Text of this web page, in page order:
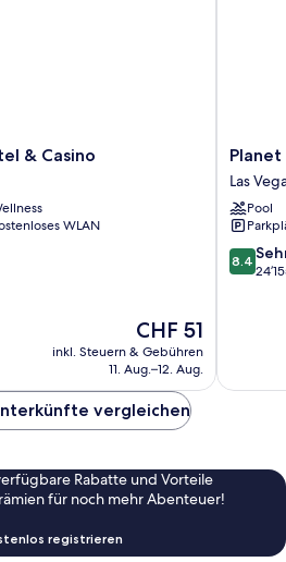
& Casino
WLAN
Der
Preis
beträgt
CHF 51
inkl. Steuern & Gebühren
11. Aug.–12. Aug.
Planet
Resort
&
Casino
Las
Vegas
Las
Pool
8.4
von
8.4
vergleichen
Rabatte und Vorteile
für noch mehr Abenteuer!
registrieren